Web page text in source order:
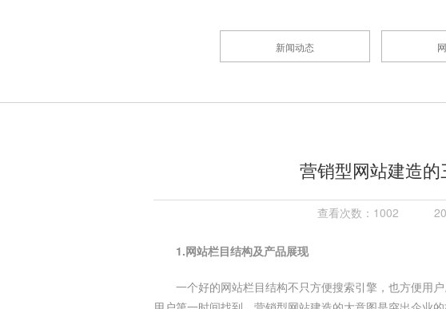
新闻动态
营销型网站建造的
查看次数：1002
1.网站栏目结构及产品展现
一个好的网站栏目结构不只方便搜索引擎，也方便用